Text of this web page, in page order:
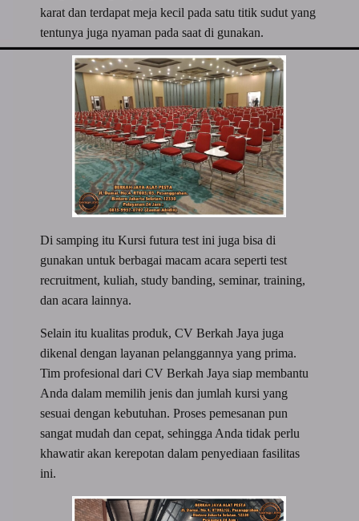
karat dan terdapat meja kecil pada satu titik sudut yang
tentunya juga nyaman pada saat di gunakan.
Di samping itu Kursi futura test ini juga bisa di
gunakan untuk berbagai macam acara seperti test
recruitment, kuliah, study banding, seminar, training,
dan acara lainnya.
Selain itu kualitas produk, CV Berkah Jaya juga
dikenal dengan layanan pelanggannya yang prima.
Tim profesional dari CV Berkah Jaya siap membantu
Anda dalam memilih jenis dan jumlah kursi yang
sesuai dengan kebutuhan. Proses pemesanan pun
sangat mudah dan cepat, sehingga Anda tidak perlu
khawatir akan kerepotan dalam penyediaan fasilitas
ini.